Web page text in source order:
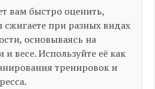
вам быстро оценить,
сжигаете при разных видах
основываясь на
весе. Используйте её как
тренировок и